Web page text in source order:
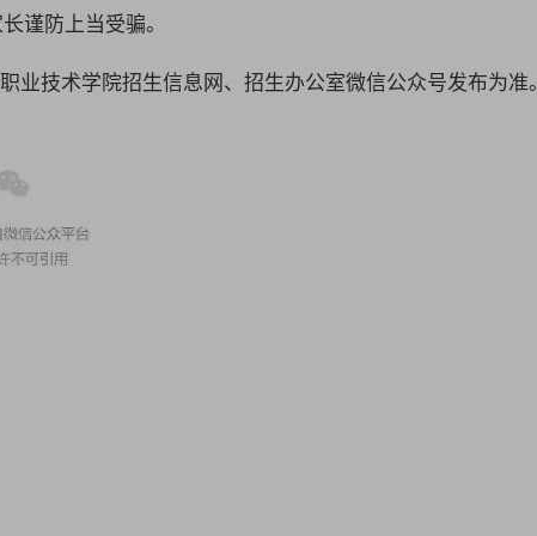
谨防上当受骗。
业技术学院招生信息网、招生办公室微信公众号发布为准。